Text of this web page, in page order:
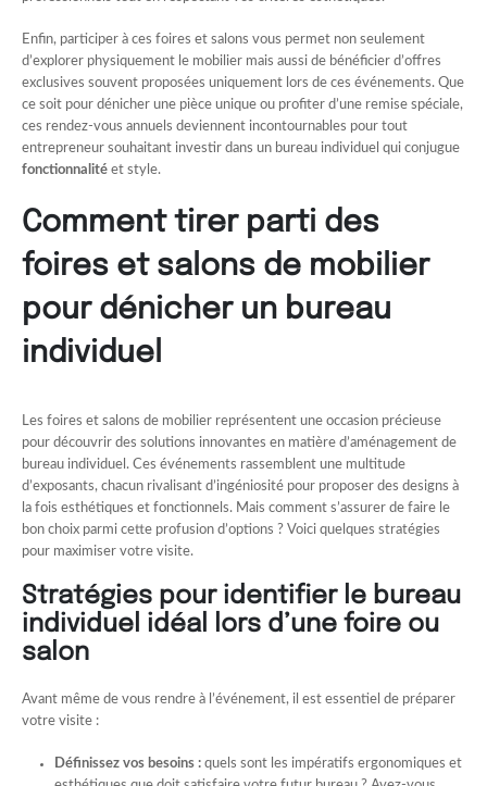
Enfin, participer à ces foires et salons vous permet non seulement
d’explorer physiquement le mobilier mais aussi de bénéficier d’offres
exclusives souvent proposées uniquement lors de ces événements. Que
ce soit pour dénicher une pièce unique ou profiter d’une remise spéciale,
ces rendez-vous annuels deviennent incontournables pour tout
entrepreneur souhaitant investir dans un bureau individuel qui conjugue
fonctionnalité et style.
Comment tirer parti des
foires et salons de mobilier
pour dénicher un bureau
individuel
Les foires et salons de mobilier représentent une occasion précieuse
pour découvrir des solutions innovantes en matière d’aménagement de
bureau individuel. Ces événements rassemblent une multitude
d’exposants, chacun rivalisant d’ingéniosité pour proposer des designs à
la fois esthétiques et fonctionnels. Mais comment s’assurer de faire le
bon choix parmi cette profusion d’options ? Voici quelques stratégies
pour maximiser votre visite.
Stratégies pour identifier le bureau
individuel idéal lors d’une foire ou
salon
Avant même de vous rendre à l’événement, il est essentiel de préparer
votre visite :
Définissez vos besoins :quels sont les impératifs ergonomiques et